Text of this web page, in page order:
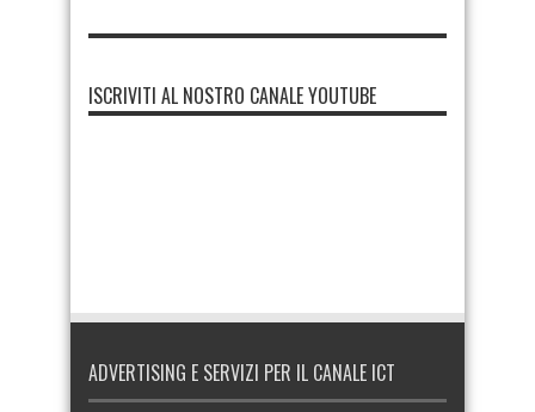
ISCRIVITI AL NOSTRO CANALE YOUTUBE
ADVERTISING E SERVIZI PER IL CANALE ICT